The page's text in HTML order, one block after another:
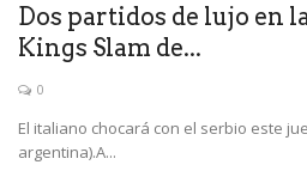
Dos partidos de lujo en
Kings Slam de...
0
El italiano chocará con el serbio este
argentina).A...